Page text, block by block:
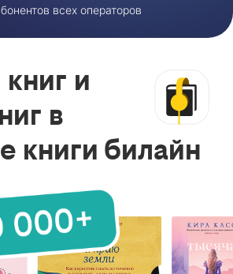
всех операторов
и
в
книги билайн